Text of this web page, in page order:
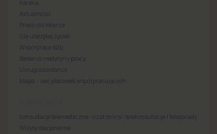
Kariera
Aktualności
Praca dla lekarza
Dla ubezpieczycieli
Współpraca b2b
Badania medycyny pracy
Usługi assistance
Mapa – sieć placówek współpracujących
Konsultacje telemedyczne – czat online i telekonsultacje / teleporady
Wizyty stacjonarne